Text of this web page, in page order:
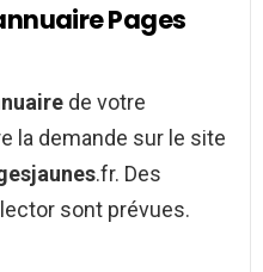
Pages
de votre
la demande sur le site
.fr. Des
sont prévues.